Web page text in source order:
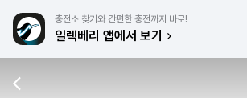
충전소 찾기와 간편한 충전까지 바로!
일렉베리 앱에서 보기